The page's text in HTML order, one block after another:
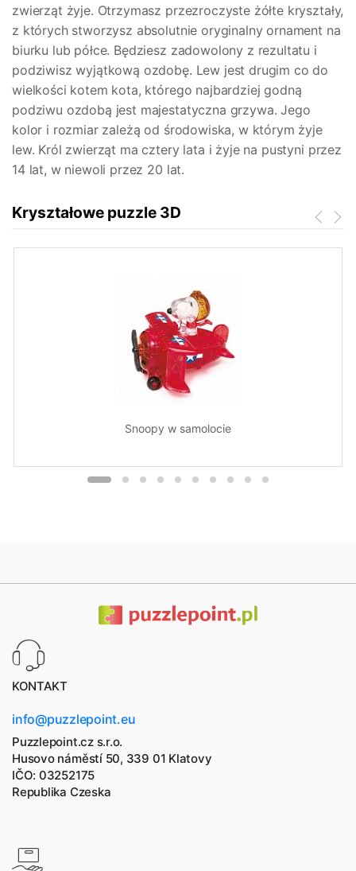
zwierząt żyje. Otrzymasz przezroczyste żółte kryształy,
z których stworzysz absolutnie oryginalny ornament na
biurku lub półce. Będziesz zadowolony z rezultatu i
podziwisz wyjątkową ozdobę. Lew jest drugim co do
wielkości kotem kota, którego najbardziej godną
podziwu ozdobą jest majestatyczna grzywa. Jego
kolor i rozmiar zależą od środowiska, w którym żyje
lew. Król zwierząt ma cztery lata i żyje na pustyni przez
14 lat, w niewoli przez 20 lat.
Kryształowe puzzle 3D
Snoopy w samolocie
KONTAKT
info@puzzlepoint.eu
Puzzlepoint.cz s.r.o.
Husovo náměstí 50, 339 01 Klatovy
IČO: 03252175
Republika Czeska